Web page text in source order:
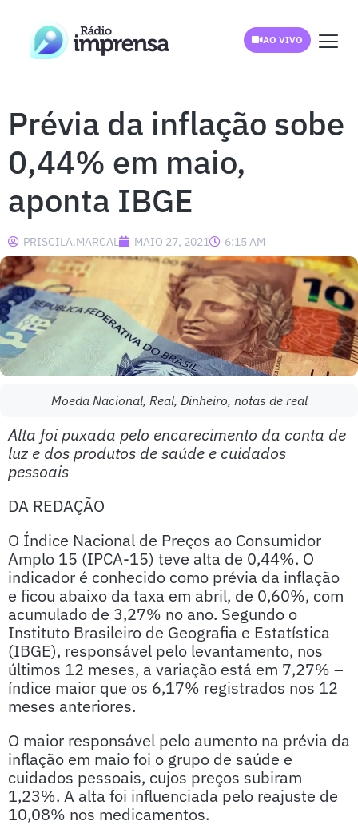
AO VIVO
Prévia da inflação sobe
0,44% em maio,
aponta IBGE
PRISCILA.MARCAL MAIO 27, 2021 6:15 AM
Moeda Nacional, Real, Dinheiro, notas de real
Alta foi puxada pelo encarecimento da conta de
luz e dos produtos de saúde e cuidados
pessoais
DA REDAÇÃO
O Índice Nacional de Preços ao Consumidor
Amplo 15 (IPCA-15) teve alta de 0,44%. O
indicador é conhecido como prévia da inflação
e ficou abaixo da taxa em abril, de 0,60%, com
acumulado de 3,27% no ano. Segundo o
Instituto Brasileiro de Geografia e Estatística
(IBGE), responsável pelo levantamento, nos
últimos 12 meses, a variação está em 7,27% –
índice maior que os 6,17% registrados nos 12
meses anteriores.
O maior responsável pelo aumento na prévia da
inflação em maio foi o grupo de saúde e
cuidados pessoais, cujos preços subiram
1,23%. A alta foi influenciada pelo reajuste de
10,08% nos medicamentos.